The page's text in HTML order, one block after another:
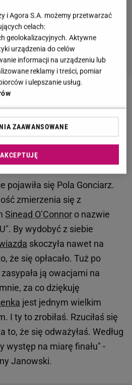
o aferze w
Pola Gonciarz dała
pojawiła się Pola Gonciarz.
zmierzenia się z
Sinead O’Connor o nazwie
By wydobyć z siebie
skoczyła nawet na
że się opłacało. Tuż po
ją owacjami na
za co dziękuję
jest jednym wielkim
I ty to zrobiłaś. Rzuciłaś się
to, że się odważyłaś. Według
występ na miarę finału" -
Janowski.
i Agora S.A. możemy przetwarzać
celach:
geolokalizacyjnych. Aktywne
urządzenia do celów
informacji na urządzeniu lub
reklamy i treści, pomiar
i ulepszanie usług.
ZAAWANSOWANE
AKCEPTUJĘ